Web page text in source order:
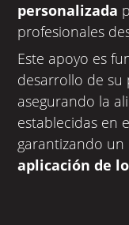
personalizada
profesionales
Este apoyo es
desarrollo de su
asegurando la
establecidas en
garantizando un
aplicación de